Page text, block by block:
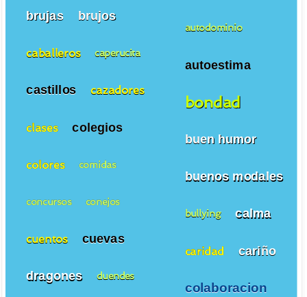
autodominio
autoestima
bondad
buen humor
buenos modales
bullying calma
caridad cariño
colaboracion
brujas brujos
caballeros caperucita
castillos cazadores
clases colegios
colores comidas
concursos conejos
cuentos cuevas
dragones duendes